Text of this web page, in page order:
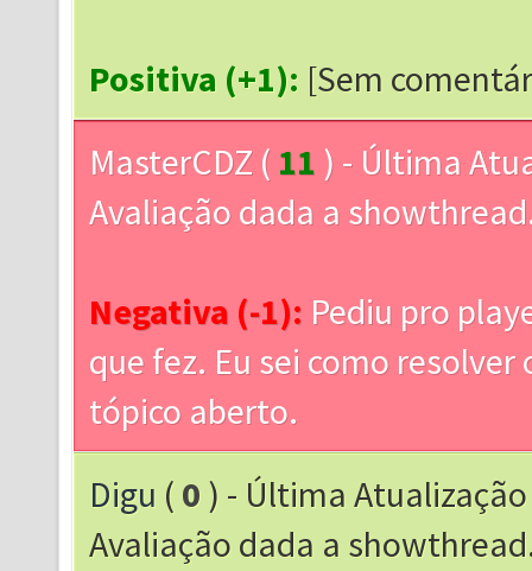
Positiva (+1): [Sem
MasterCDZ ( 11 ) - Última
Avaliação dada a
Negativa (-1): Pediu pro
que fez. Eu sei como
tópico aberto.
Digu ( 0 ) - Última Atualização
Avaliação dada a